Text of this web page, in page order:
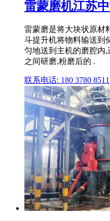
雷蒙磨机江苏
雷蒙磨是将大块状原材
斗提升机将物料输送到
匀地送到主机的磨腔内
之间研磨,粉磨后的 .
联系电话: 180 3780 8511